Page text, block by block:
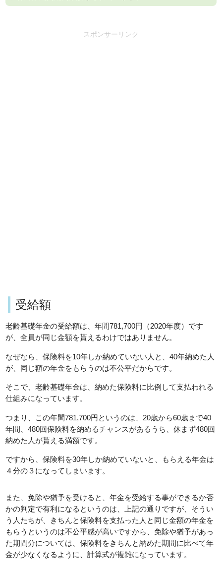
スポンサーリンク
受給額
老齢基礎年金の受給額は、年間781,700円（2020年度）です
が、全員が同じ金額を貰えるわけではありません。
なぜなら、保険料を10年しか納めていない人と、40年納めた人
が、同じ額の年金をもらうのは不公平だからです。
そこで、老齢基礎年金は、納めた保険料に比例して支払われる
仕組みになっています。
つまり、この年間781,700円というのは、20歳から60歳まで40
年間、480回保険料を納めるチャンスがあるうち、休まず480回
納めた人が貰える満額です。
ですから、保険料を30年しか納めていないと、もらえる年金は
４分の３になってしまいます。
また、免除や猶予を受けると、年金を受給する事ができるか否
かの判定で有利になるというのは、上記の通りですが、そうい
う人たちが、きちんと保険料を支払った人と同じ金額の年金を
もらうというのは不公平感が高いですから、免除や猶予があっ
た期間分については、保険料をきちんと納めた期間に比べて年
金が少なくなるように、計算式が複雑になっています。